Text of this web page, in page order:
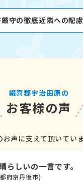
守の徹底近隣への配
綴喜郡宇治田原の
お客様の声
声に支えて頂いていま
らしいの一言です。
府京丹後市)